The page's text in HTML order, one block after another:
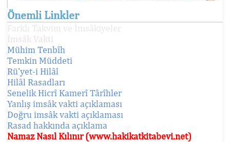
Önemli Linkler
Farklı Takvim ve İmsâkiyeler
İmsâk Vakti
Mühim Tenbîh
Temkin Müddeti
Rü'yet-i Hilâl
Hilâl Rasadları
Senelik Hicrî Kamerî Târîhler
Yanlış imsâk vakti açıklaması
Doğru imsâk vakti açıklaması
Rasad hakkında açıklama
Namaz Nasıl Kılınır (www.hakikatkitabevi.net)